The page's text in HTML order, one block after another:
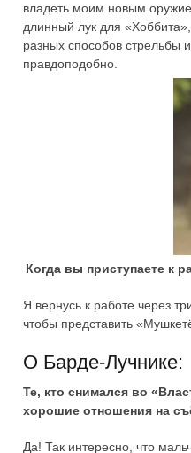
владеть моим новым
длинный лук для
разных способов стрельбы
правдоподобно.
Когда вы приступаете к
Я вернусь к работе через
чтобы представить
О Барде-Лучнике:
Те, кто снимался во
хорошие отношения на
Да! Так интересно, что